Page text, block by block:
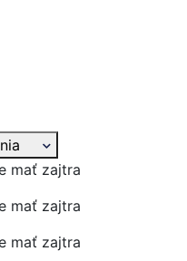
mať zajtra
mať zajtra
mať zajtra